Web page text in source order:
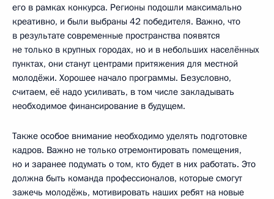
его в рамках конкурса. Регионы подошли максимально
креативно, и были выбраны 42 победителя. Важно, что
в результате современные пространства появятся
не только в крупных городах, но и в небольших населённых
пунктах, они станут центрами притяжения для местной
молодёжи. Хорошее начало программы. Безусловно,
считаем, её надо усиливать, в том числе закладывать
необходимое финансирование в будущем.
Также особое внимание необходимо уделять подготовке
кадров. Важно не только отремонтировать помещения,
но и заранее подумать о том, кто будет в них работать. Это
должна быть команда профессионалов, которые смогут
зажечь молодёжь, мотивировать наших ребят на новые